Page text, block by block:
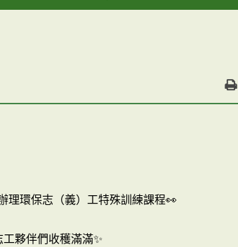
理環保志（義）工特殊訓練課程👀
夥伴們收穫滿滿✨